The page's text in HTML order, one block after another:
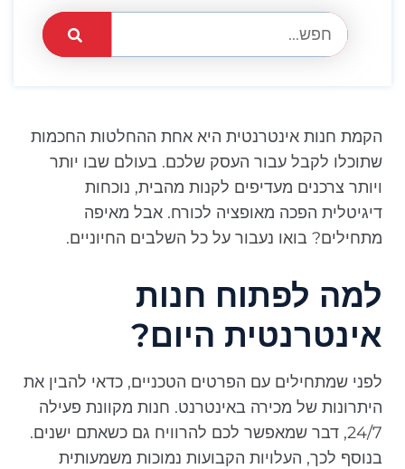
הקמת חנות אינטרנטית היא אחת ההחלטות החכמות
שתוכלו לקבל עבור העסק שלכם. בעולם שבו יותר
ויותר צרכנים מעדיפים לקנות מהבית, נוכחות
דיגיטלית הפכה מאופציה לכורח. אבל מאיפה
מתחילים? בואו נעבור על כל השלבים החיוניים.
למה לפתוח חנות
אינטרנטית היום?
לפני שמתחילים עם הפרטים הטכניים, כדאי להבין את
היתרונות של מכירה באינטרנט. חנות מקוונת פעילה
24/7, דבר שמאפשר לכם להרוויח גם כשאתם ישנים.
בנוסף לכך, העלויות הקבועות נמוכות משמעותית